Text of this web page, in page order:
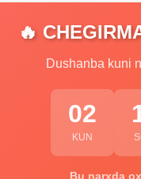
🔥
Dushanba kuni
02
KUN
Bu narxda